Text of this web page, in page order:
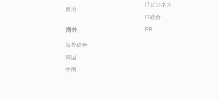
政治
海外
海外総合
韓国
中国
ITビジネス
IT総合
PR